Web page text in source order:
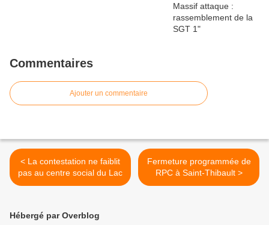
Commentaires
Ajouter un commentaire
< La contestation ne faiblit
pas au centre social du Lac
Fermeture programmée de
RPC à Saint-Thibault >
Hébergé par Overblog